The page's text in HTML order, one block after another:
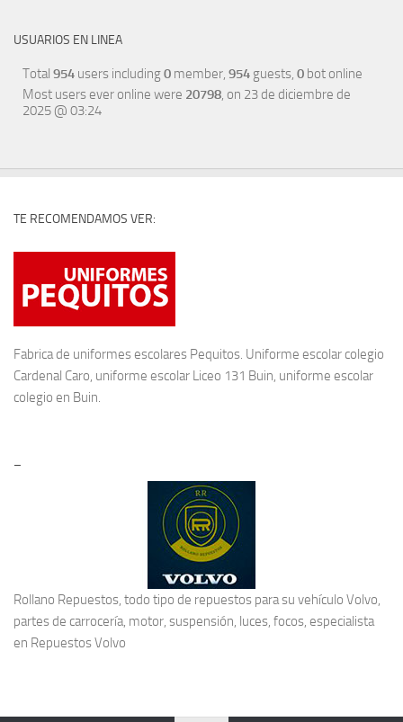
USUARIOS EN LINEA
Total 954 users including0 member, 954 guests, 0 bot online
Most users ever online were 20798 , on 23 de diciembre de
2025 @ 03:24
TE RECOMENDAMOS VER:
Fabrica de uniformes escolares Pequitos. Uniforme escolar colegio
Cardenal Caro, uniforme escolar Liceo 131 Buin, uniforme escolar
colegio en Buin.
–
Rollano Repuestos, todo tipo de repuestos para su vehículo Volvo,
partes de carrocería, motor, suspensión, luces, focos, especialista
en Repuestos Volvo